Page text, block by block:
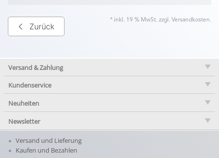
Zurück
* inkl. 19 % MwSt. zzgl. Versandkosten.
Versand & Zahlung
Kundenservice
Neuheiten
Newsletter
Versand und Lieferung
Kaufen und Bezahlen